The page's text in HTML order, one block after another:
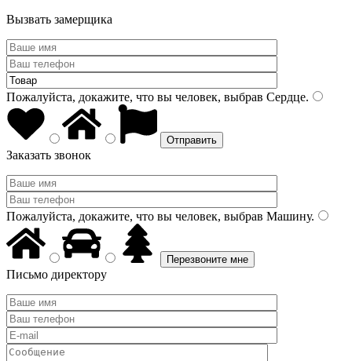
Вызвать замерщика
Пожалуйста, докажите, что вы человек, выбрав Сердце.
Заказать звонок
Пожалуйста, докажите, что вы человек, выбрав Машину.
Письмо директору